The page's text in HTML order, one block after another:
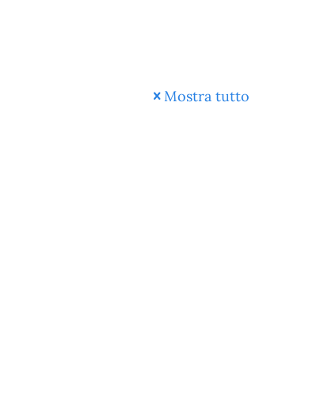
Mostra tutto